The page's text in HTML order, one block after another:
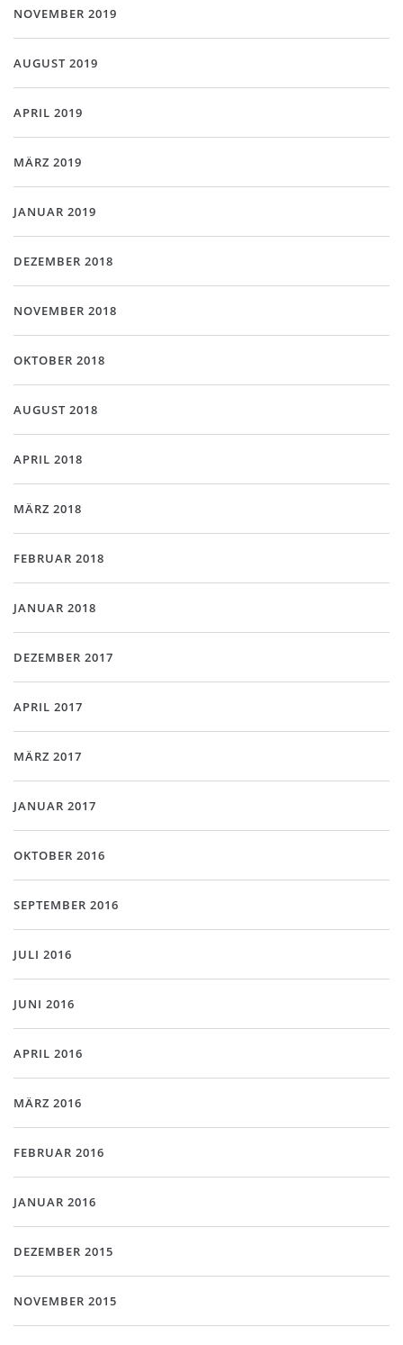
NOVEMBER 2019
AUGUST 2019
APRIL 2019
MÄRZ 2019
JANUAR 2019
DEZEMBER 2018
NOVEMBER 2018
OKTOBER 2018
AUGUST 2018
APRIL 2018
MÄRZ 2018
FEBRUAR 2018
JANUAR 2018
DEZEMBER 2017
APRIL 2017
MÄRZ 2017
JANUAR 2017
OKTOBER 2016
SEPTEMBER 2016
JULI 2016
JUNI 2016
APRIL 2016
MÄRZ 2016
FEBRUAR 2016
JANUAR 2016
DEZEMBER 2015
NOVEMBER 2015